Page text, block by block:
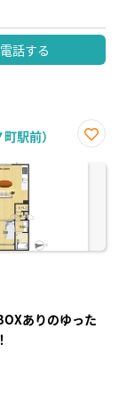
電話する
駅前）
に入
ありのゆった